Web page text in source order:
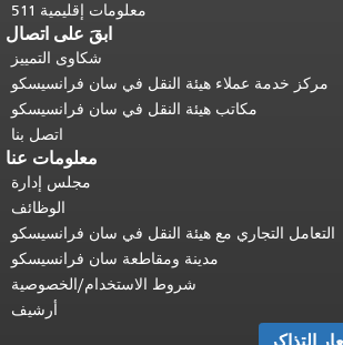
معلومات إقليمية 511
ابقَ على اتصال
شكاوى التمييز
مركز خدمة عملاء هيئة النقل في سان فرانسيسكو
مكاتب هيئة النقل في سان فرانسيسكو
اتصل بنا
معلومات عنا
مجلس إدارة
الوظائف
التعامل التجاري مع هيئة النقل في سان فرانسيسكو
مدينة ومقاطعة سان فرانسيسكو
شروط الاستخدام/الخصوصية
أرشيف